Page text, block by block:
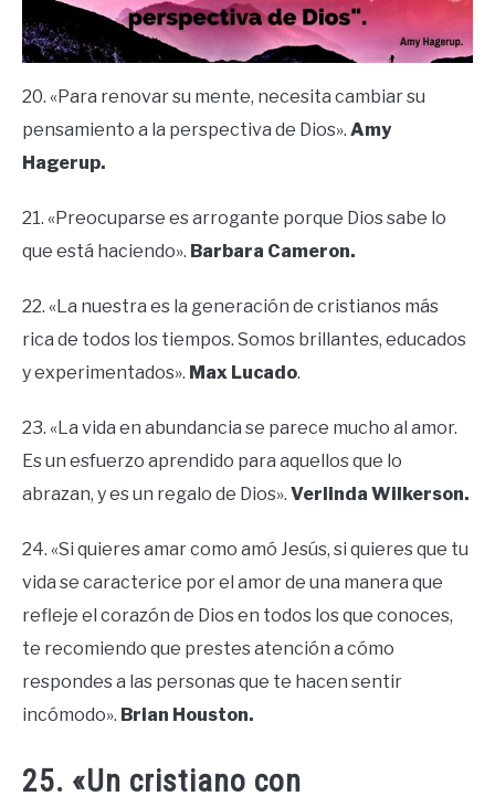
20. «Para renovar su mente, necesita cambiar su
pensamiento a la perspectiva de Dios». Amy
Hagerup.
21. «Preocuparse es arrogante porque Dios sabe lo
que está haciendo». Barbara Cameron.
22. «La nuestra es la generación de cristianos más
rica de todos los tiempos. Somos brillantes, educados
y experimentados». Max Lucado.
23. «La vida en abundancia se parece mucho al amor.
Es un esfuerzo aprendido para aquellos que lo
abrazan, y es un regalo de Dios». Verlinda Wilkerson.
24. «Si quieres amar como amó Jesús, si quieres que tu
vida se caracterice por el amor de una manera que
refleje el corazón de Dios en todos los que conoces,
te recomiendo que prestes atención a cómo
respondes a las personas que te hacen sentir
incómodo». Brian Houston.
25. «Un cristiano con